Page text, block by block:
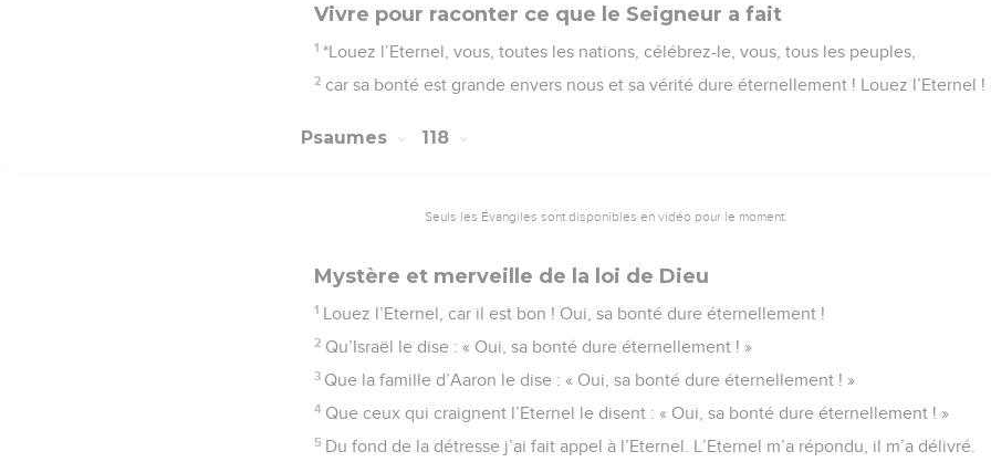
Vivre pour raconter ce que le Seigneur a fait
1 *Louez l’Eternel, vous, toutes les nations, célébrez-le, vous, tous les peuples,
2 car sa bonté est grande envers nous et sa vérité dure éternellement ! Louez l’Eternel !
Psaumes 118
Seuls les Évangiles sont disponibles en vidéo pour le moment.
Mystère et merveille de la loi de Dieu
1 Louez l’Eternel, car il est bon ! Oui, sa bonté dure éternellement !
2 Qu’Israël le dise : « Oui, sa bonté dure éternellement ! »
3 Que la famille d’Aaron le dise : « Oui, sa bonté dure éternellement ! »
4 Que ceux qui craignent l’Eternel le disent : « Oui, sa bonté dure éternellement ! »
5 Du fond de la détresse j’ai fait appel à l’Eternel. L’Eternel m’a répondu, il m’a délivré.